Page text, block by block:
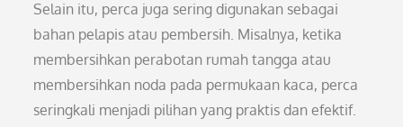
Selain itu, perca juga sering digunakan sebagai
bahan pelapis atau pembersih. Misalnya, ketika
membersihkan perabotan rumah tangga atau
membersihkan noda pada permukaan kaca, perca
seringkali menjadi pilihan yang praktis dan efektif.